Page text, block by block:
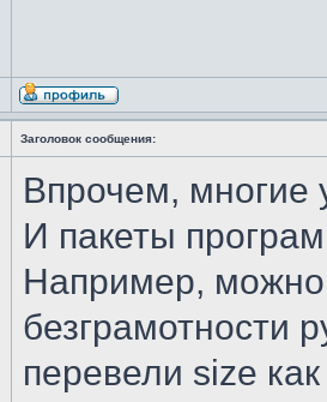
Заголовок сообщения:
Впрочем, многие
И пакеты
Например, можно
безграмотности
перевели size